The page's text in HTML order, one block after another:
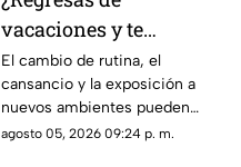
vacaciones y te
enfermas? Estas son
las razones
El cambio de rutina, el
cansancio y la exposición a
nuevos ambientes pueden
afectar al organismo justo al
agosto 05, 2026 09:24 p. m.